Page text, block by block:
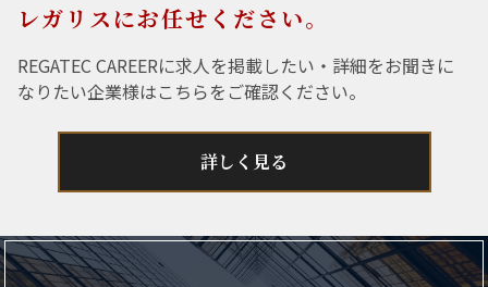
レガリスにお任せください。
REGATEC CAREERに求人を掲載したい・詳細をお聞きに
なりたい企業様はこちらをご確認ください。
詳しく見る